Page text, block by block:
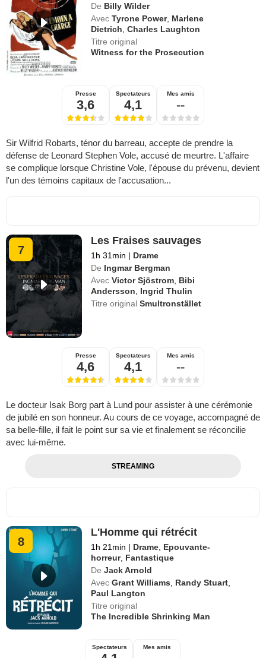
De Billy Wilder
Avec Tyrone Power, Marlene
Dietrich ,Charles Laughton
Titre original
Witness for the Prosecution
Presse
3,6
Spectateurs
4,1
Mes amis
--
Sir Wilfrid Robarts, ténor du barreau, accepte de prendre la
défense de Leonard Stephen Vole, accusé de meurtre. L'affaire
se complique lorsque Christine Vole, l'épouse du prévenu, devient
l'un des témoins capitaux de l'accusation...
7
Les Fraises sauvages
1h 31min | Drame
De Ingmar Bergman
Avec Victor Sjöstrom Bibi
Andersson
Ingrid Thulin
Titre originalSmultronstället
Presse
4,6
Spectateurs
4,1
Mes amis
--
Le docteur Isak Borg part à Lund pour assister à une cérémonie
de jubilé en son honneur. Au cours de ce voyage, accompagné de
sa belle-fille, il fait le point sur sa vie et finalement se réconcilie
avec lui-même.
STREAMING
8
L'Homme qui rétrécit
1h 21min | Drame Epouvante-
horreur, Fantastique
De Jack Arnold
Avec Grant Williams Randy Stuart
Paul Langton
Titre original
The Incredible Shrinking Man
Spectateurs Mes amis